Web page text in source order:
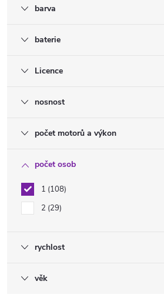
barva
baterie
Licence
nosnost
počet motorů a výkon
počet osob
1 108
2 29
rychlost
věk